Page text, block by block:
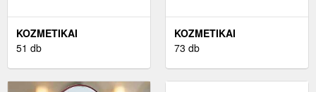
KOZMETIKAI
BOROTVÁLKOZÁSI
51 db
KOZMETIKAI
BOROTVÁLKOZÁS UTÁNI
73 db